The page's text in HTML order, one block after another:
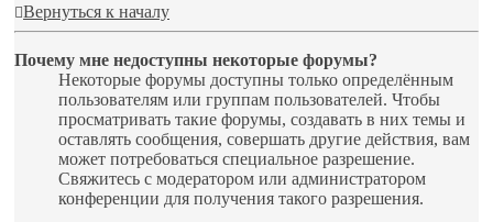
Вернуться к началу
Почему мне недоступны некоторые форумы?
Некоторые форумы доступны только определённым
пользователям или группам пользователей. Чтобы
просматривать такие форумы, создавать в них темы и
оставлять сообщения, совершать другие действия, вам
может потребоваться специальное разрешение.
Свяжитесь с модератором или администратором
конференции для получения такого разрешения.